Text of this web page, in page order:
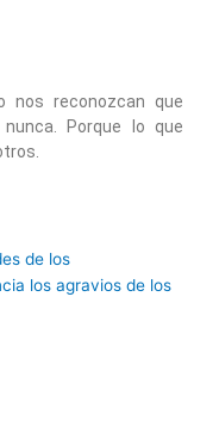
nos reconozcan que
Porque lo que